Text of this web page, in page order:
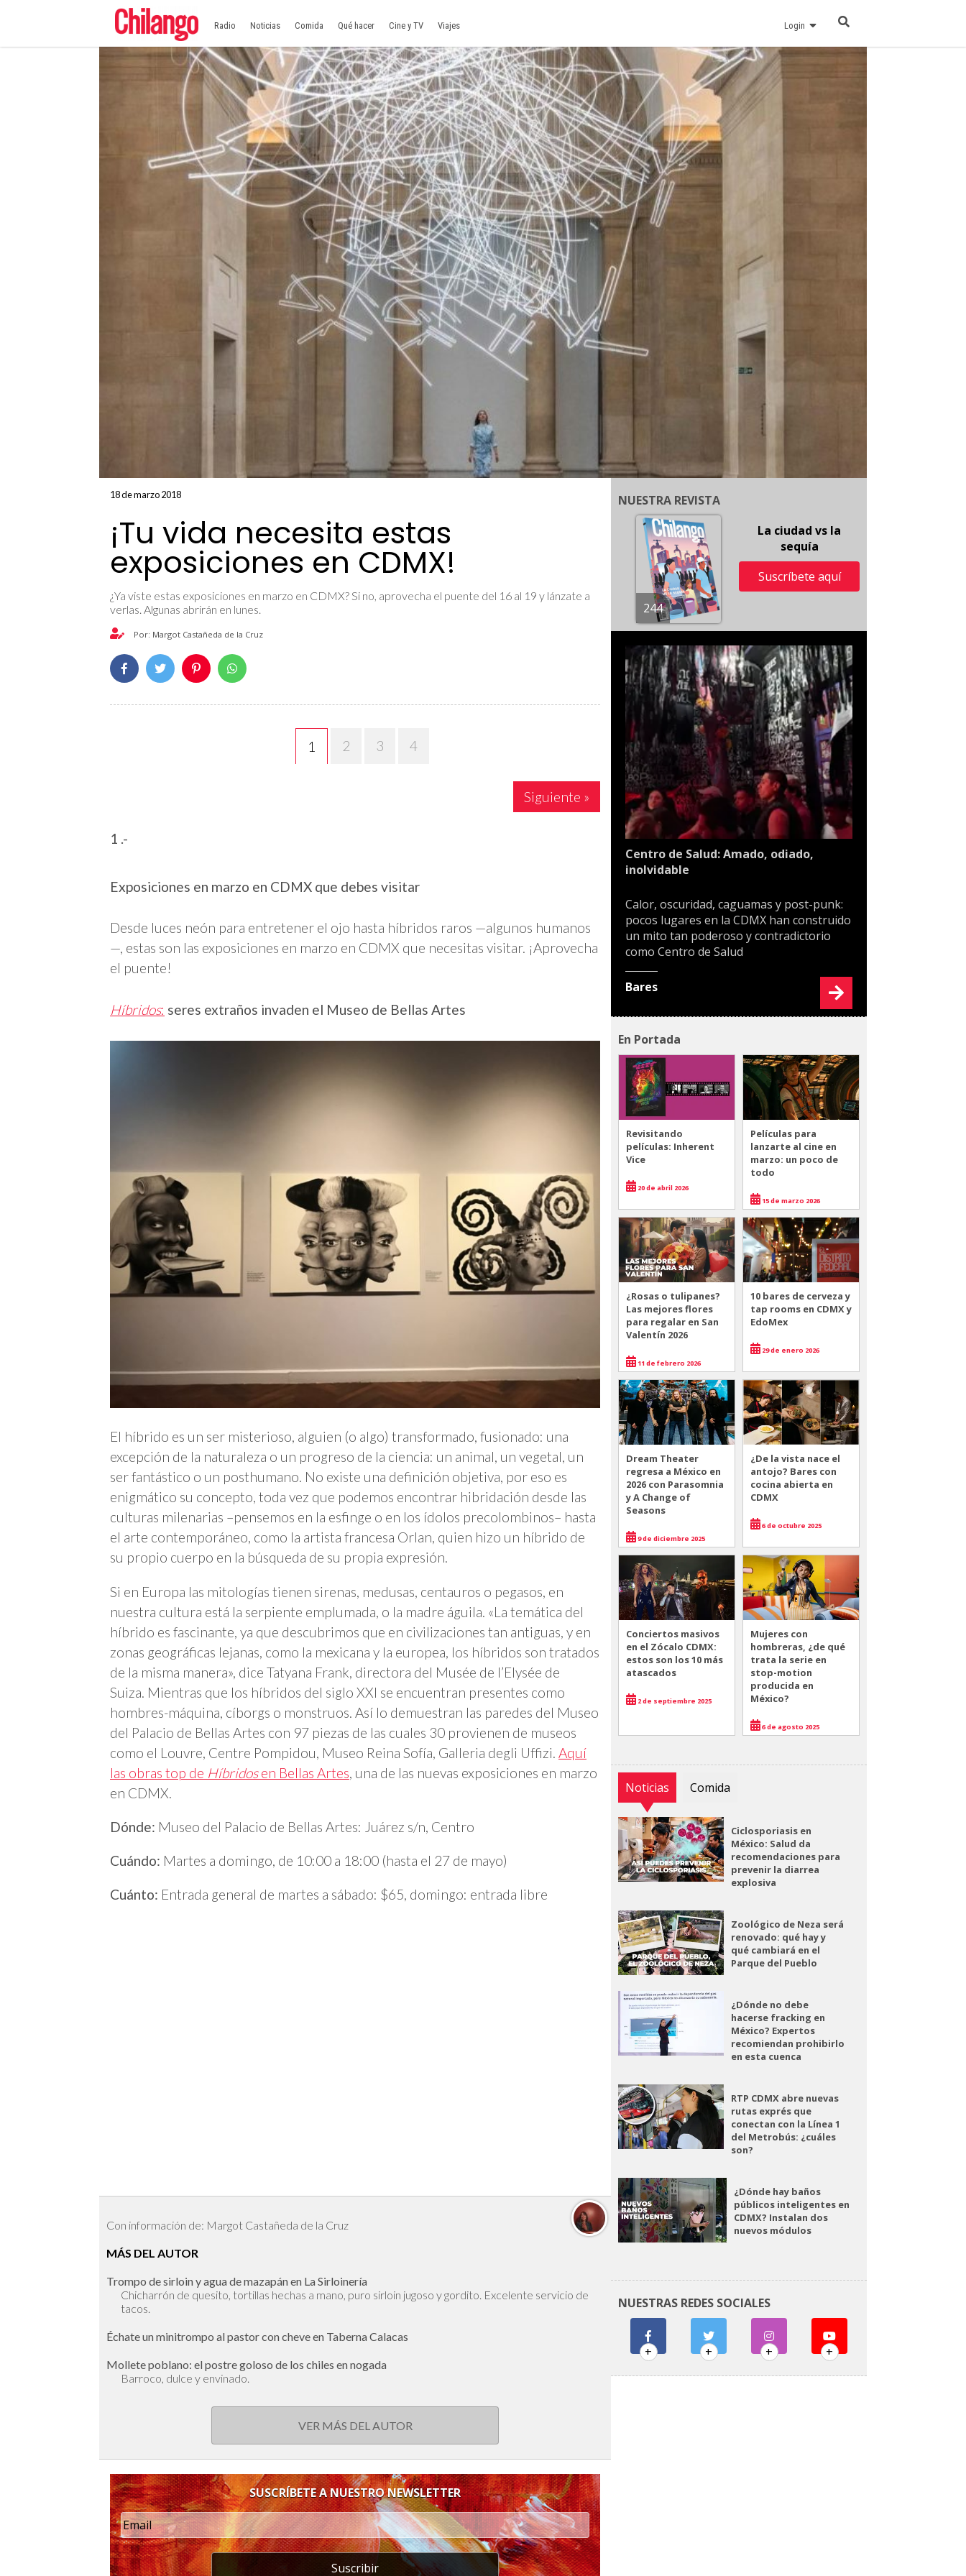
Radio Noticias Comida Qué hacer Cine y TV Viajes Login
18 de marzo 2018
¡Tu vida necesita estas
exposiciones en CDMX!
¿Ya viste estas exposiciones en marzo en CDMX? Si no, aprovecha el puente del 16 al 19 y lánzate a
verlas. Algunas abrirán en lunes.
Por: Margot Castañeda de la Cruz
1 2 3 4
Siguiente »
1 .-
Exposiciones en marzo en CDMX que debes visitar
Desde luces neón para entretener el ojo hasta híbridos raros —algunos humanos
—, estas son las exposiciones en marzo en CDMX que necesitas visitar. ¡Aprovecha
el puente!
Híbridos: seres extraños invaden el Museo de Bellas Artes
El híbrido es un ser misterioso, alguien (o algo) transformado, fusionado: una
excepción de la naturaleza o un progreso de la ciencia: un animal, un vegetal, un
ser fantástico o un posthumano. No existe una definición objetiva, por eso es
enigmático su concepto, toda vez que podemos encontrar hibridación desde las
culturas milenarias –pensemos en la esfinge o en los ídolos precolombinos– hasta
el arte contemporáneo, como la artista francesa Orlan, quien hizo un híbrido de
su propio cuerpo en la búsqueda de su propia expresión.
Si en Europa las mitologías tienen sirenas, medusas, centauros o pegasos, en
nuestra cultura está la serpiente emplumada, o la madre águila. «La temática del
híbrido es fascinante, ya que descubrimos que en civilizaciones tan antiguas, y en
zonas geográficas lejanas, como la mexicana y la europea, los híbridos son tratados
de la misma manera», dice Tatyana Frank, directora del Musée de l’Elysée de
Suiza. Mientras que los híbridos del siglo XXI se encuentran presentes como
hombres-máquina, cíborgs o monstruos. Así lo demuestran las paredes del Museo
del Palacio de Bellas Artes con 97 piezas de las cuales 30 provienen de museos
como el Louvre, Centre Pompidou, Museo Reina Sofía, Galleria degli Uffizi. Aquí
las obras top de Híbridosen Bellas Artes, una de las nuevas exposiciones en marzo
en CDMX.
Dónde: Museo del Palacio de Bellas Artes: Juárez s/n, Centro
Cuándo: Martes a domingo, de 10:00 a 18:00 (hasta el 27 de mayo)
Cuánto: Entrada general de martes a sábado: $65, domingo: entrada libre
Con información de: Margot Castañeda de la Cruz
MÁS DEL AUTOR
Trompo de sirloin y agua de mazapán en La Sirloinería
Chicharrón de quesito, tortillas hechas a mano, puro sirloin jugoso y gordito. Excelente servicio de
tacos.
Échate un minitrompo al pastor con cheve en Taberna Calacas
Mollete poblano: el postre goloso de los chiles en nogada
Barroco, dulce y envinado.
VER MÁS DEL AUTOR
SUSCRÍBETE A NUESTRO NEWSLETTER
Suscribir
NUESTRA REVISTA
244
La ciudad vs la
sequía
Suscríbete aquí
Centro de Salud: Amado, odiado,
inolvidable
Calor, oscuridad, caguamas y post-punk:
pocos lugares en la CDMX han construido
un mito tan poderoso y contradictorio
como Centro de Salud
Bares
En Portada
Revisitando
películas: Inherent
Vice
20 de abril 2026
Películas para
lanzarte al cine en
marzo: un poco de
todo
15 de marzo 2026
¿Rosas o tulipanes?
Las mejores flores
para regalar en San
Valentín 2026
11 de febrero 2026
10 bares de cerveza y
tap rooms en CDMX y
EdoMex
29 de enero 2026
Dream Theater
regresa a México en
2026 con Parasomnia
y A Change of
Seasons
9 de diciembre 2025
¿De la vista nace el
antojo? Bares con
cocina abierta en
CDMX
6 de octubre 2025
Conciertos masivos
en el Zócalo CDMX:
estos son los 10 más
atascados
2 de septiembre 2025
Mujeres con
hombreras, ¿de qué
trata la serie en
stop-motion
producida en
México?
6 de agosto 2025
Noticias Comida
Ciclosporiasis en
México: Salud da
recomendaciones para
prevenir la diarrea
explosiva
Zoológico de Neza será
renovado: qué hay y
qué cambiará en el
Parque del Pueblo
¿Dónde no debe
hacerse fracking en
México? Expertos
recomiendan prohibirlo
en esta cuenca
RTP CDMX abre nuevas
rutas exprés que
conectan con la Línea 1
del Metrobús: ¿cuáles
son?
¿Dónde hay baños
públicos inteligentes en
CDMX? Instalan dos
nuevos módulos
NUESTRAS REDES SOCIALES
+ + + +